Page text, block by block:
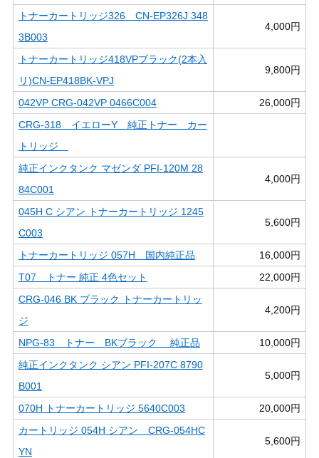
トナーカートリッジ326 CN-EP326J 348
3B003
4,000円
トナーカートリッジ418VPブラック(2本入
リ)CN-EP418BK-VPJ
9,800円
042VP CRG-042VP 0466C004
26,000円
CRG-318 イエローY 純正トナー カー
トリッジ
純正インクタンク マゼンダ PFI-120M 28
84C001
4,000円
045H C シアン トナーカートリッジ 1245
C003
5,600円
トナーカートリッジ 057H 国内純正品
16,000円
T07 トナー 純正 4色セット
22,000円
CRG-046 BK ブラック トナーカートリッ
ジ
4,200円
NPG-83 トナー BKブラック 純正品
10,000円
純正インクタンク シアン PFI-207C 8790
B001
5,000円
070H トナーカートリッジ 5640C003
20,000円
カートリッジ 054H シアン CRG-054HC
YN
5,600円